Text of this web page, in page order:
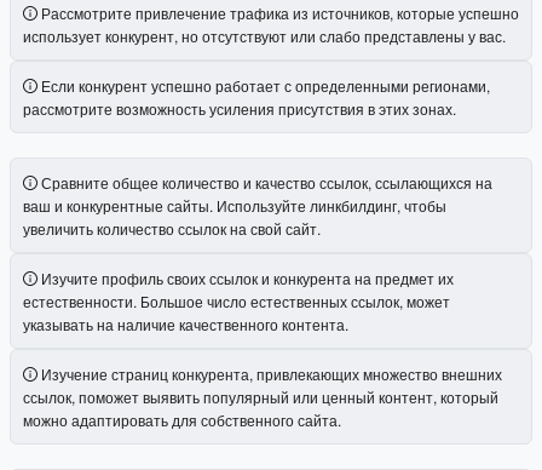
Рассмотрите привлечение трафика из источников, которые успешно
использует конкурент, но отсутствуют или слабо представлены у вас.
Если конкурент успешно работает с определенными регионами,
рассмотрите возможность усиления присутствия в этих зонах.
Сравните общее количество и качество ссылок, ссылающихся на
ваш и конкурентные сайты. Используйте линкбилдинг, чтобы
увеличить количество ссылок на свой сайт.
Изучите профиль своих ссылок и конкурента на предмет их
естественности. Большое число естественных ссылок, может
указывать на наличие качественного контента.
Изучение страниц конкурента, привлекающих множество внешних
ссылок, поможет выявить популярный или ценный контент, который
можно адаптировать для собственного сайта.